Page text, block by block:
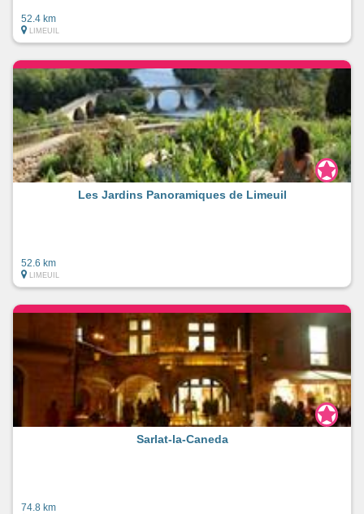
52.4 km
LIMEUIL
Les Jardins Panoramiques de Limeuil
52.6 km
LIMEUIL
Sarlat-la-Caneda
74.8 km